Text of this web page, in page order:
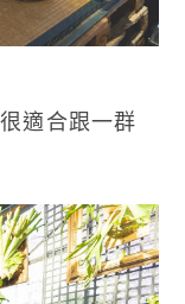
適合跟一群